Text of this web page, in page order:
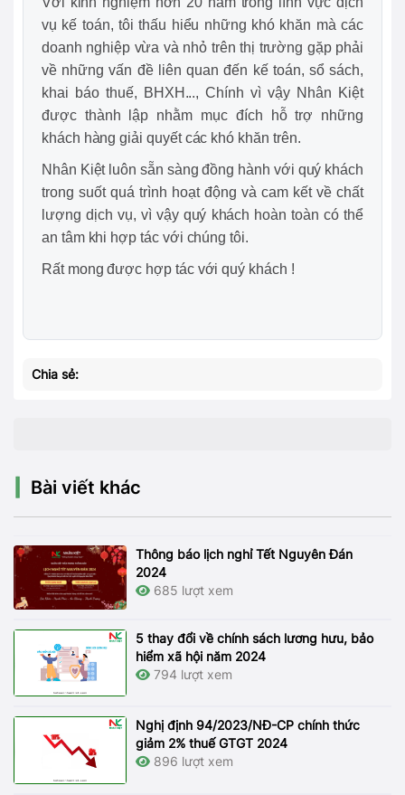
vụ kế toán, tôi thấu hiểu những khó khăn mà các
doanh nghiệp vừa và nhỏ trên thị trường gặp phải
về những vấn đề liên quan đến kế toán, sổ sách,
khai báo thuế, BHXH..., Chính vì vậy Nhân Kiệt
được thành lập nhằm mục đích hỗ trợ những
khách hàng giải quyết các khó khăn trên.
Nhân Kiệt luôn sẵn sàng đồng hành với quý khách
trong suốt quá trình hoạt động và cam kết về chất
lượng dịch vụ, vì vậy quý khách hoàn toàn có thể
an tâm khi hợp tác với chúng tôi.
Rất mong được hợp tác với quý khách !
Chia sẻ:
Bài viết khác
Thông báo lịch nghỉ Tết Nguyên Đán
2024
685 lượt xem
5 thay đổi về chính sách lương hưu, bảo
hiểm xã hội năm 2024
794 lượt xem
Nghị định 94/2023/NĐ-CP chính thức
giảm 2% thuế GTGT 2024
896 lượt xem